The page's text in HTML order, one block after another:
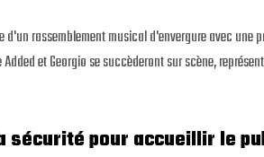
d'un rassemblement musical d'envergure avec
Added et Georgio se succèderont sur scène,
sécurité pour accueillir le